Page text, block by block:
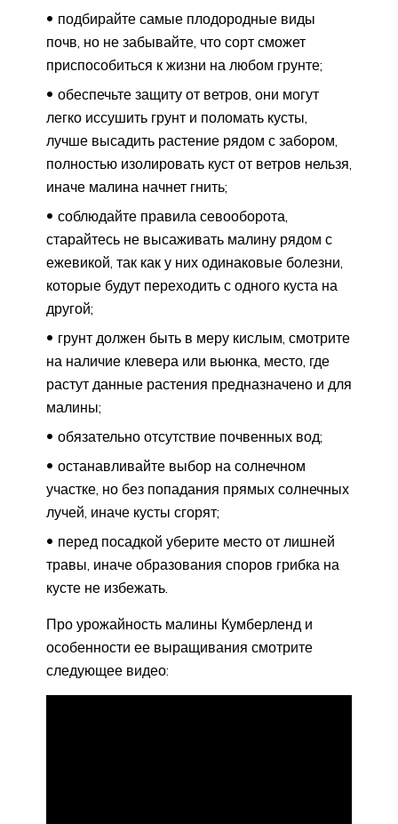
подбирайте самые плодородные виды
почв, но не забывайте, что сорт сможет
приспособиться к жизни на любом грунте;
обеспечьте защиту от ветров, они могут
легко иссушить грунт и поломать кусты,
лучше высадить растение рядом с забором,
полностью изолировать куст от ветров нельзя,
иначе малина начнет гнить;
соблюдайте правила севооборота,
старайтесь не высаживать малину рядом с
ежевикой, так как у них одинаковые болезни,
которые будут переходить с одного куста на
другой;
грунт должен быть в меру кислым, смотрите
на наличие клевера или вьюнка, место, где
растут данные растения предназначено и для
малины;
обязательно отсутствие почвенных вод;
останавливайте выбор на солнечном
участке, но без попадания прямых солнечных
лучей, иначе кусты сгорят;
перед посадкой уберите место от лишней
травы, иначе образования споров грибка на
кусте не избежать.
Про урожайность малины Кумберленд и
особенности ее выращивания смотрите
следующее видео: